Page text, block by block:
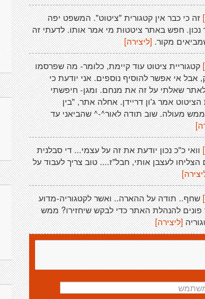
זה כי כבר אין קטגורית "ציטוט". המשפט יפה
נכון. חפש באתר ציטטות מי אמר אותו. לדעתי זה
מקור. [ליצירה]
קטגוריית ציטוט עוד קיימת, כלומר- מה שפרסמו
אי אפשר להוסיף נוספים. אני יודעת כי
שאלתי על זה את מנחם. ומגן- חיפשתי
אמר ג'ון דריידן. אחלה אתר, "בין
מעולה. שוב תודה לאור^-^ שהביאני עד
וואי כ"כ נכון יודעת את זה על עצמי... די סבלנית
לעצבן אותי, חבל"ז.... טוב צריך לעבוד על
שחף.. תודה על ההארה.. ואשר לקטגוריה-מדוע
פונים להנהלת האתר כדי לבקש שיחזירו? ממש
[ליצירה]